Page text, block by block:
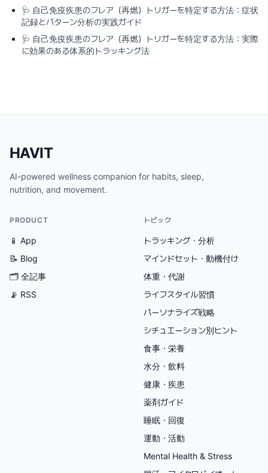
🩺 自己免疫疾患のフレア（再燃）トリガーを特定する方法：症状
記録とパターン分析の実践ガイド
🩺 自己免疫疾患のフレア（再燃）トリガーを特定する方法：実際
に効果のある体系的トラッキング法
HAVIT
AI-powered wellness companion for habits, sleep,
nutrition, and movement.
PRODUCT
📱 App
📝 Blog
🗂 全記事
📡 RSS
トピック
トラッキング・分析
マインドセット・動機付け
体重・代謝
ライフスタイル習慣
パーソナライズ戦略
シチュエーション別ヒント
食事・栄養
水分・飲料
健康・疾患
薬剤ガイド
睡眠・回復
運動・活動
Mental Health & Stress